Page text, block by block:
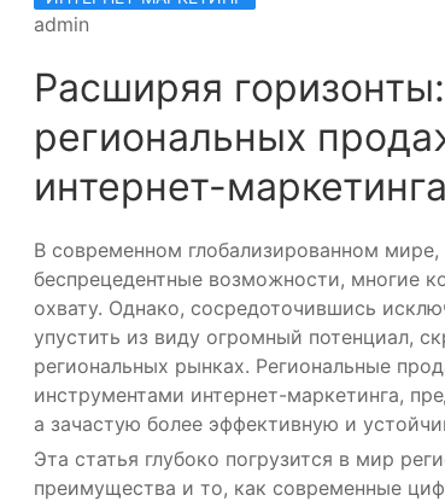
admin
Расширяя
региональных
интернет-маркетинга
В современном глобализированном
беспрецедентные возможности, многие
охвату. Однако, сосредоточившись
упустить из виду огромный потенциал,
региональных рынках. Региональные
инструментами интернет-маркетинга,
а зачастую более эффективную и
Эта статья глубоко погрузится в мир
преимущества и то, как современные